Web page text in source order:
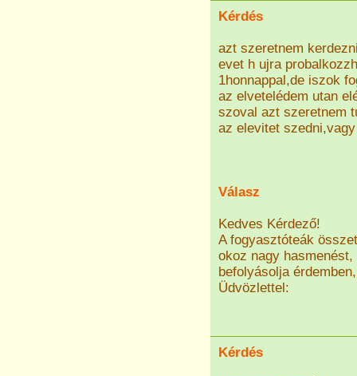
Kérdés
azt szeretnem
evet h ujra
1honnappal,de iszok
az elvetelédem utan
szoval azt szeretnem
az elevitet
Válasz
Kedves Kérdező!
A fogyasztóteák
okoz nagy
befolyásolja
Üdvözlettel:
Kérdés